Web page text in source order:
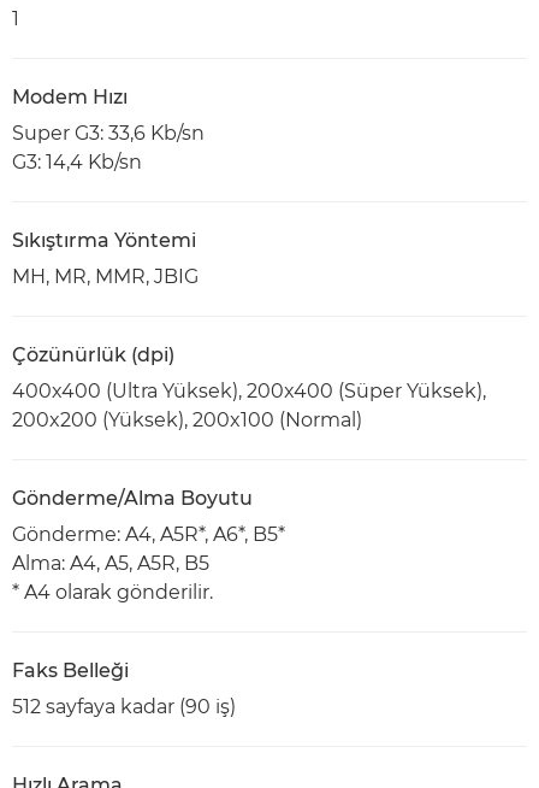
1
Modem Hızı
Super G3: 33,6 Kb/sn
G3: 14,4 Kb/sn
Sıkıştırma Yöntemi
MH, MR, MMR, JBIG
Çözünürlük (dpi)
400x400 (Ultra Yüksek), 200x400 (Süper Yüksek),
200x200 (Yüksek), 200x100 (Normal)
Gönderme/Alma Boyutu
Gönderme: A4, A5R*, A6*, B5*
Alma: A4, A5, A5R, B5
* A4 olarak gönderilir.
Faks Belleği
512 sayfaya kadar (90 iş)